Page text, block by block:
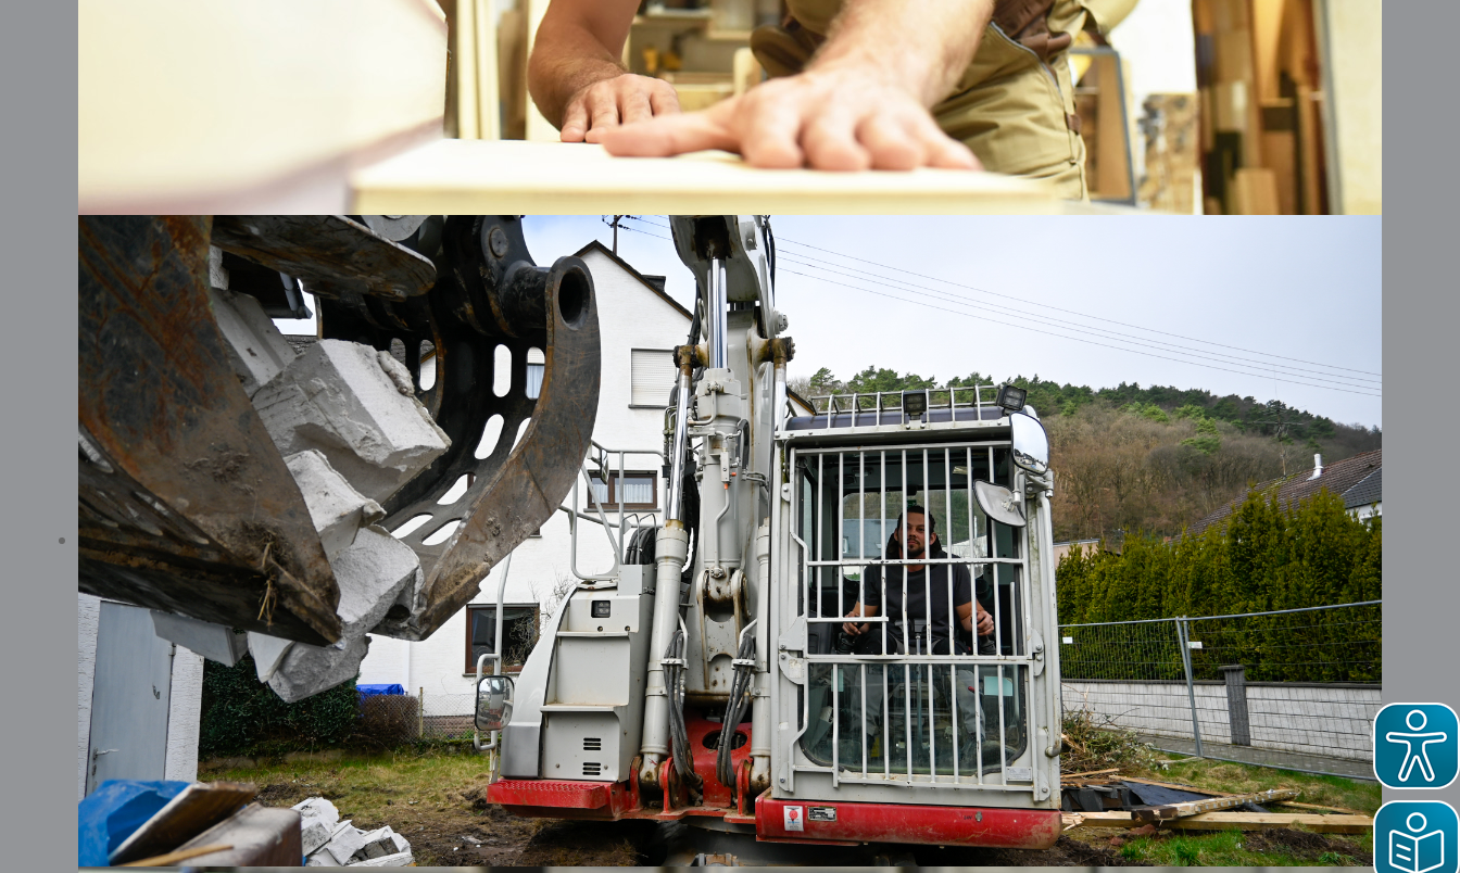
Start Handwerk und Dienstleistungen Dienstleistungen Wertstoffsortierung
Wertstoffsortierung
Die Abteilung "Sortierung" der Bürgerservice gGmbH ist ein zertifizierter Entsorgungsfachbetrieb. Seit 1992
kümmert sich der Bürgerservice als Kooperationspartner der A.R.T. GmbH um die Sortierung der
"Verkaufsverpackungen mit dem Grünen Punkt" aus verschiedenen Stadt- und Landkreisen.
Was wir leisten:
ca. 95.000 Tonnen LVP (Leichtverpackungen) werden jährlich sortiert
ca. 15.000 Tonnen Glas werden jährlich umgeschlagen
Um diese Aufgaben kümmern sich unsere 80 Mitarbeiter*innen im Drei-Schichtbetrieb.
Organigramm HWDL
PDF